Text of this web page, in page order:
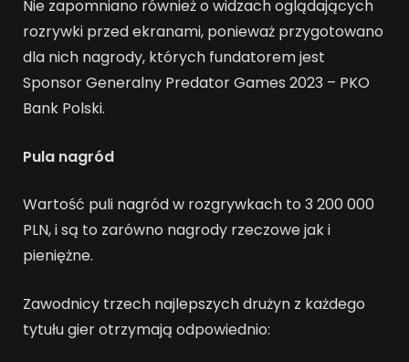
Nie zapomniano również o widzach oglądających
rozrywki przed ekranami, ponieważ przygotowano
dla nich nagrody, których fundatorem jest
Sponsor Generalny Predator Games 2023 – PKO
Bank Polski.
Pula nagród
Wartość puli nagród w rozgrywkach to 3 200 000
PLN, i są to zarówno nagrody rzeczowe jak i
pieniężne.
Zawodnicy trzech najlepszych drużyn z każdego
tytułu gier otrzymają odpowiednio: